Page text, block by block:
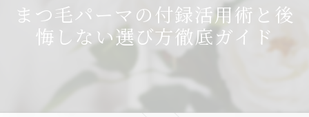
まつ毛パーマの付録活用術と後
悔しない選び方徹底ガイド